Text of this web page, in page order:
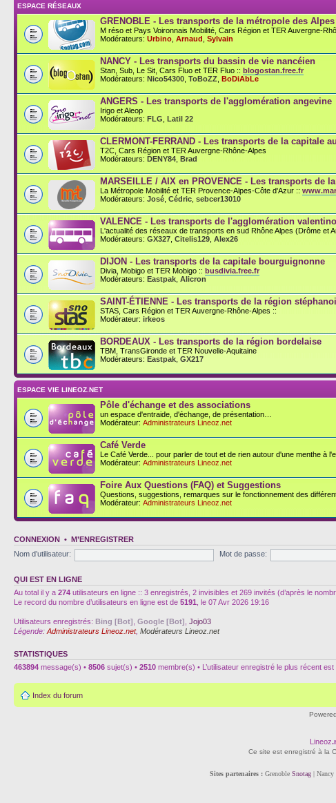
ESPACE RÉSEAUX
GRENOBLE - Les transports de la métropole des Alpes
M réso et Pays Voironnais Mobilité, Cars Région et TER Auvergne-
Modérateurs: Urbino Arnaud Sylvain
NANCY - Les transports du bassin de vie nancéien
Stan, Sub, Le Sit, Cars Fluo et TER Fluo :: blogostan.free.fr
Modérateurs: Nico54300 ToBoZZ BoDiAbLe
ANGERS - Les transports de l'agglomération angevine
Irigo et Aleop
Modérateurs: FLG Latil 22
CLERMONT-FERRAND - Les transports de la capitale
T2C, Cars Région et TER Auvergne-Rhône-Alpes
Modérateurs: DENY84 Brad
MARSEILLE / AIX en PROVENCE - Les transports de
La Métropole Mobilité et TER Provence-Alpes-Côte d'Azur ::
Modérateurs: José Cédric sebcer13010
VALENCE - Les transports de l'agglomération
L'actualité des réseaux de transports en sud Rhône Alpes (Drôme et
Modérateurs: GX327 Citelis129 Alex26
DIJON - Les transports de la capitale bourguignonne
Divia, Mobigo et TER Mobigo :: busdivia.free.fr
Modérateurs: Eastpak Alicron
SAINT-ÉTIENNE - Les transports de la région
STAS, Cars Région et TER Auvergne-Rhône-Alpes ::
Modérateur: irkeos
BORDEAUX - Les transports de la région bordelaise
TBM, TransGironde et TER Nouvelle-Aquitaine
Modérateurs: Eastpak GX217
ESPACE VIE LINEOZ.NET
Pôle d'échange et des associations
un espace d'entraide, d'échange, de présentation…
Modérateur: Administrateurs Lineoz.net
Café Verde
Le Café Verde... pour parler de tout et de rien autour d'une menthe à
Modérateur: Administrateurs Lineoz.net
Foire Aux Questions (FAQ) et Suggestions
Questions, suggestions, remarques sur le fonctionnement des
Modérateur: Administrateurs Lineoz.net
CONNEXION • M’ENREGISTRER
Nom d’utilisateur:
Mot de passe:
QUI EST EN LIGNE
Au total il y a 274 utilisateurs en ligne :: 3 enregistrés, 2 invisibles et 269 invités (d’après le
Le record du nombre d’utilisateurs en ligne est de 5191 , le 07 Avr 2026 19:16
Utilisateurs enregistrés: Bing [Bot] Google [Bot] Jojo03
Légende: Administrateurs Lineoz.net, Modérateurs Lineoz.net
STATISTIQUES
463894 message(s) • 8506 sujet(s) • 2510 membre(s) • L’utilisateur enregistré le plus récent est
Index du forum
Lineoz
Ce site est enregistré à la
Sites partenaires :Grenoble Snotag| Nancy